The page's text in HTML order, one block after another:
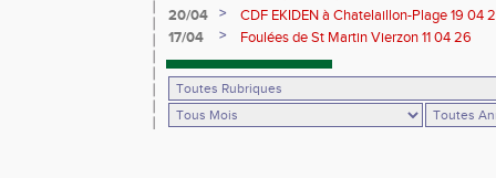
20/04
>
CDF EKIDEN à Chatelaillon-Plage 19 04
17/04
> Foulées de St Martin Vierzon 11 04 26